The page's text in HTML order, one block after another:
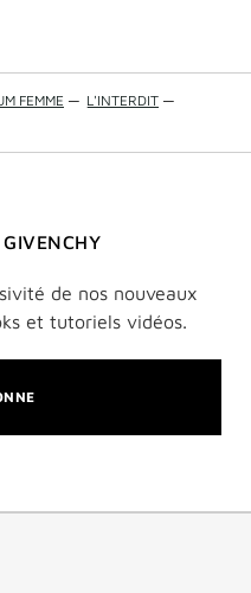
FEMME — L'INTERDIT —
de nos nouveaux
et tutoriels vidéos.